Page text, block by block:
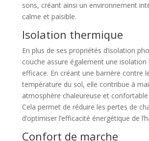
sons, créant ainsi un environnement
calme et paisible.
Isolation thermique
En plus de ses propriétés d’isolation
couche assure également une isolation
efficace. En créant une barrière contre
température du sol, elle contribue à
atmosphère chaleureuse et confortable
Cela permet de réduire les pertes de
d’optimiser l’efficacité énergétique de
Confort de marche